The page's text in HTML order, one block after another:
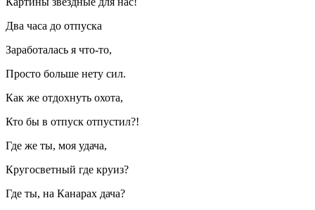
Два часа до отпуска
Заработалась я что-то,
Просто больше нету сил.
Как же отдохнуть охота,
Кто бы в отпуск отпустил?!
Где же ты, моя удача,
Кругосветный где круиз?
Где ты, на Канарах дача?